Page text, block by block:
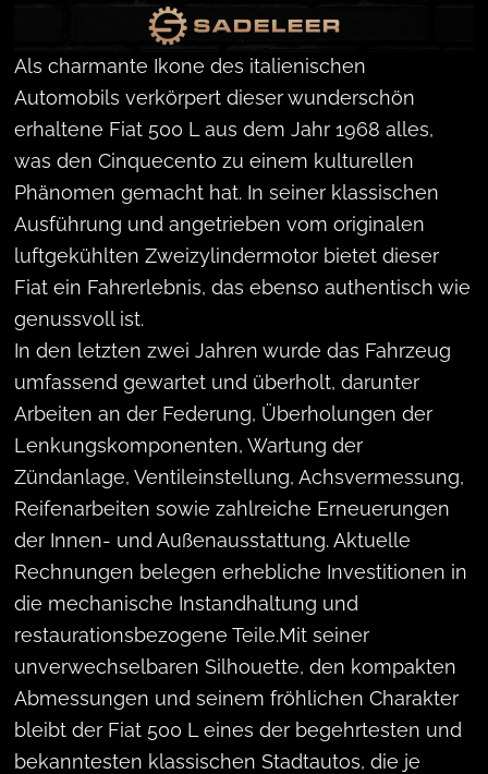
1968 Fiat 500 L
Als charmante Ikone des italienischen
Automobils verkörpert dieser wunderschön
erhaltene Fiat 500 L aus dem Jahr 1968 alles,
was den Cinquecento zu einem kulturellen
Phänomen gemacht hat. In seiner klassischen
Ausführung und angetrieben vom originalen
luftgekühlten Zweizylindermotor bietet dieser
Fiat ein Fahrerlebnis, das ebenso authentisch wie
genussvoll ist.
In den letzten zwei Jahren wurde das Fahrzeug
umfassend gewartet und überholt, darunter
Arbeiten an der Federung, Überholungen der
Lenkungskomponenten, Wartung der
Zündanlage, Ventileinstellung, Achsvermessung,
Reifenarbeiten sowie zahlreiche Erneuerungen
der Innen- und Außenausstattung. Aktuelle
Rechnungen belegen erhebliche Investitionen in
die mechanische Instandhaltung und
restaurationsbezogene Teile.Mit seiner
unverwechselbaren Silhouette, den kompakten
Abmessungen und seinem fröhlichen Charakter
bleibt der Fiat 500 L eines der begehrtesten und
bekanntesten klassischen Stadtautos, die je